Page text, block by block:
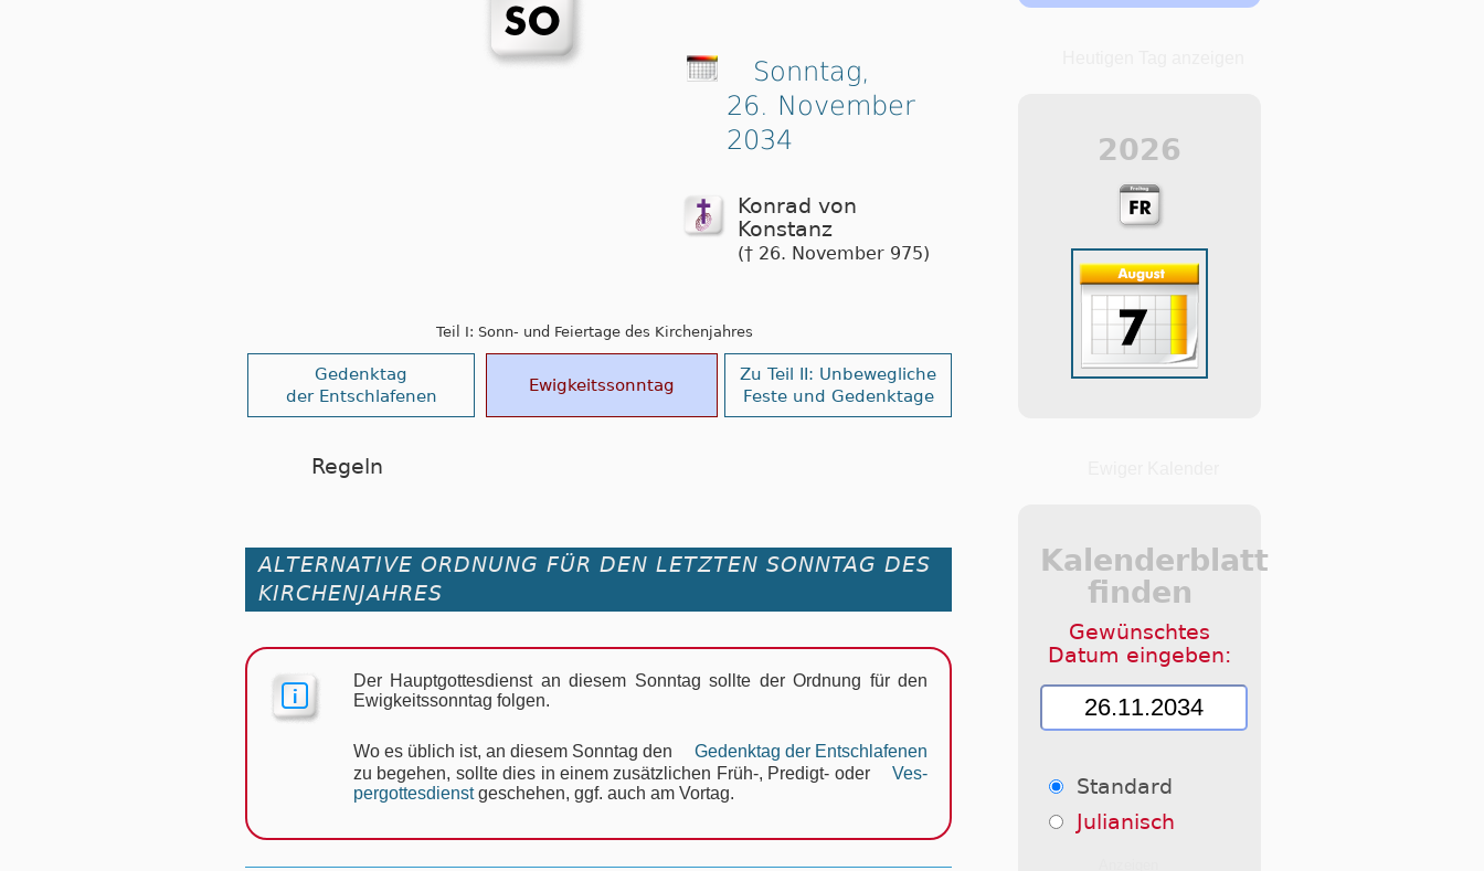
Sonntag,
26. November
2034
Konrad von
Konstanz
(† 26. November 975)
Teil I: Sonn- und Feiertage des Kirchenjahres
Gedenktag
der Entschlafenen
Ewigkeitssonntag
Zu Teil II: Unbewegliche
Feste und Gedenktage
Regeln
ALTERNATIVE ORDNUNG FÜR DEN LETZTEN SONNTAG DES
KIRCHENJAHRES
Der Hauptgottesdienst an diesem Sonn­tag soll­te der Ord­nung für den
Ewig­keits­sonn­tag fol­gen.
Wo es üb­lich ist, an die­sem Sonn­tag den
Ge­denk­tag der Ent­schla­fe­nen
zu be­ge­hen, soll­te dies in ei­nem zu­sätz­li­chen Früh-, Pre­digt- oder
Ves­
per­got­tes­dienstge­sche­hen, ggf. auch am Vor­tag.
2026
Kalenderblatt
finden
Gewünschtes
Datum eingeben:
Standard
Julianisch